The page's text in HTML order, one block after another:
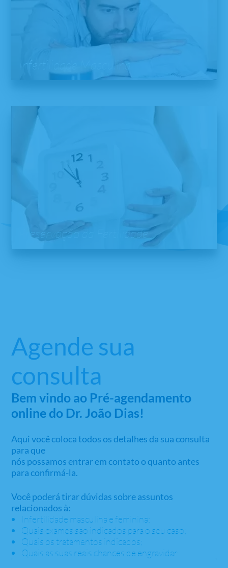
Infertilidade Masculina
Preservação da Fertilidade
Agende sua
consulta
Bem vindo ao Pré-agendamento
online do Dr. João Dias!
Aqui você coloca todos os detalhes da sua consulta
para que
nós possamos entrar em contato o quanto antes
para confirmá-la.
Você poderá tirar dúvidas sobre assuntos
relacionados à:
Infertilidade masculina e feminina;
Quais exames são indicados para o seu caso;
Quais os tratamentos indicados;
Quais as suas reais chances de engravidar.